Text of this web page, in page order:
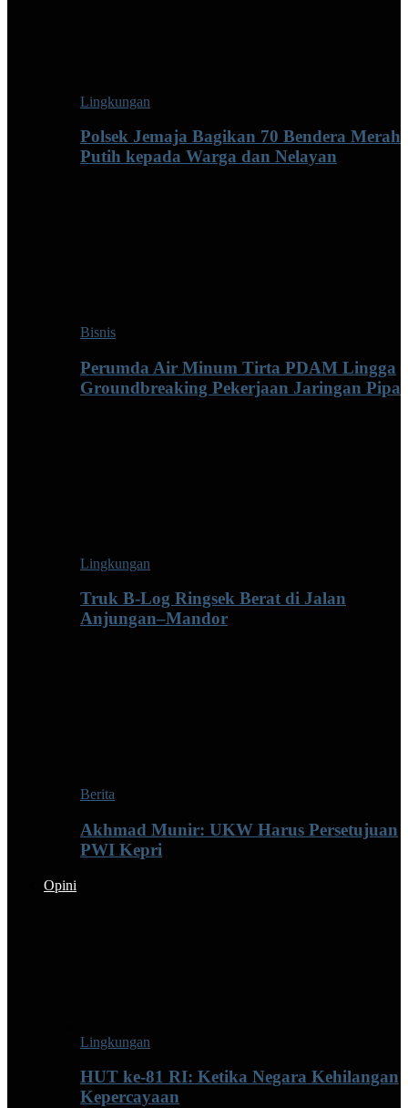
Lingkungan
Polsek Jemaja Bagikan 70 Bendera Merah
Putih kepada Warga dan Nelayan
Bisnis
Perumda Air Minum Tirta PDAM Lingga
Groundbreaking Pekerjaan Jaringan Pipa
Lingkungan
Truk B-Log Ringsek Berat di Jalan
Anjungan–Mandor
Berita
Akhmad Munir: UKW Harus Persetujuan
PWI Kepri
Opini
Lingkungan
HUT ke-81 RI: Ketika Negara Kehilangan
Kepercayaan